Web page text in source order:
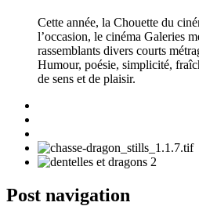
Cette année, la Chouette du
l’occasion, le cinéma Galeries
rassemblants divers courts
Humour, poésie, simplicité,
de sens et de plaisir.
Post navigation